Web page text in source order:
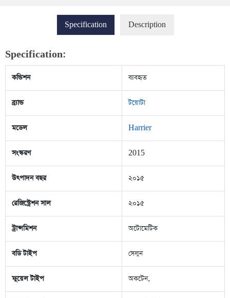
Specification Description
Specification:
কন্ডিশন ব্যবহৃত
ব্র্যান্ড টয়োটা
মডেল Harrier
সংস্করণ 2015
উৎপাদন বছর ২০১৫
রেজিস্ট্রেশন সাল ২০১৫
ট্রান্সমিশন অটোমেটিক
বডি টাইপ সেলুন
ফুয়েল টাইপ অকটেন,